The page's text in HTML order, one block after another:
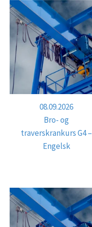
08.09.2026
Bro- og
traverskrankurs G4 –
Engelsk